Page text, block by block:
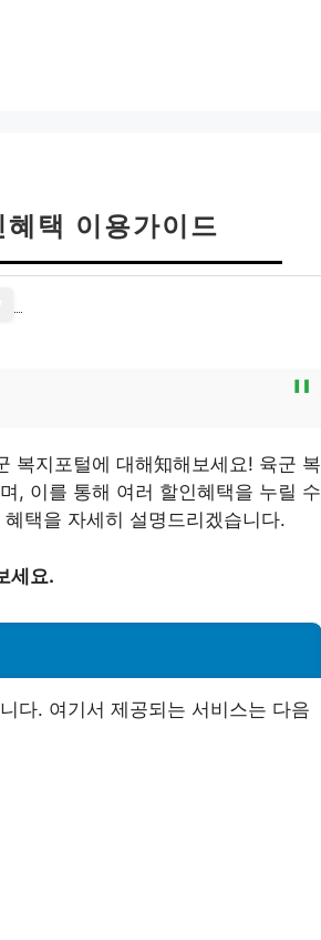
택 이용가이드
복지포털에 대해知해보세요! 육군 복
, 이를 통해 여러 할인혜택을 누릴 수
택을 자세히 설명드리겠습니다.
세요.
다. 여기서 제공되는 서비스는 다음